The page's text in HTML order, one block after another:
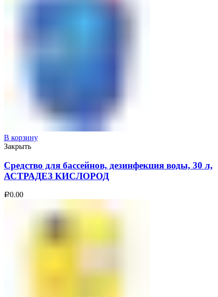
В корзину
Закрыть
Средство для бассейнов, дезинфекция воды, 30 л,
АСТРАДЕЗ КИСЛОРОД
Р0.00